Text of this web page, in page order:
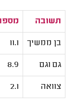
תשובה
בן ממשיך 11.1
גם וגם 8.9
צוואה 2.1